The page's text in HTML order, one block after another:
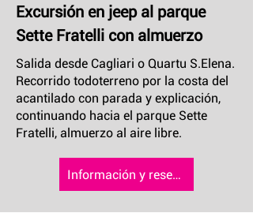
Excursión en jeep al parque
Sette Fratelli con almuerzo
Salida desde Cagliari o Quartu S.Elena.
Recorrido todoterreno por la costa del
acantilado con parada y explicación,
continuando hacia el parque Sette
Fratelli, almuerzo al aire libre.
Información y reserva